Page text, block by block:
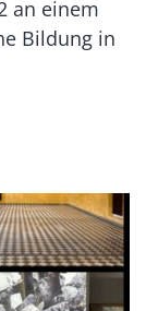
an einem
Bildung in